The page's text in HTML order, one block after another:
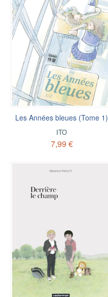
Les Années bleues (Tome 1)
ITO
7,99 €